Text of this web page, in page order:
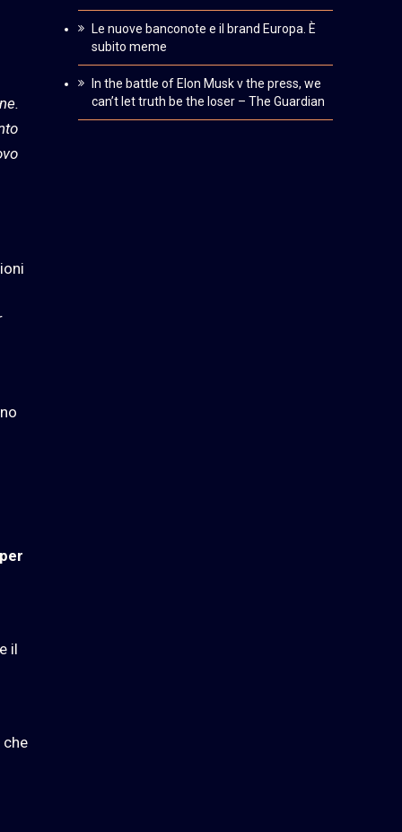
il
che
Le nuove banconote e il brand Europa. È
subito meme
In the battle of Elon Musk v the press, we
can’t let truth be the loser – The Guardian